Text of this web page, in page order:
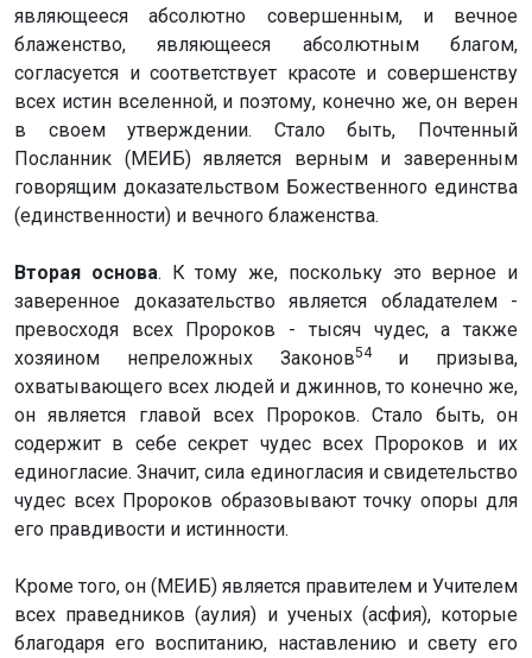
являющееся абсолютно совершенным, и вечное
блаженство, являющееся абсолютным благом,
согласуется и соответствует красоте и совершенству
всех истин вселенной, и поэтому, конечно же, он верен
в своем утверждении. Стало быть, Почтенный
Посланник (МЕИБ) является верным и заверенным
говорящим доказательством Божественного единства
(единственности) и вечного блаженства.
Вторая основа. К тому же, поскольку это верное и
заверенное доказательство является обладателем -
превосходя всех Пророков - тысяч чудес, а также
хозяином непреложных Законов54и призыва,
охватывающего всех людей и джиннов, то конечно же,
он является главой всех Пророков. Стало быть, он
содержит в себе секрет чудес всех Пророков и их
единогласие. Значит, сила единогласия и свидетельство
чудес всех Пророков образовывают точку опоры для
его правдивости и истинности.
Кроме того, он (МЕИБ) является правителем и Учителем
всех праведников (аулия) и ученых (асфия), которые
благодаря его воспитанию, наставлению и свету его